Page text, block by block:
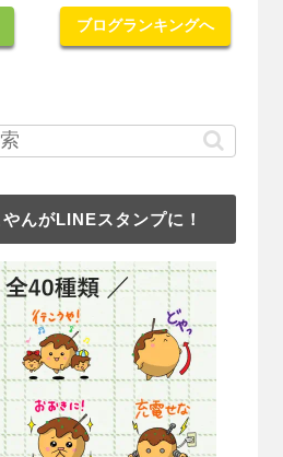
ブログランキングへ
んがLINEスタンプに！